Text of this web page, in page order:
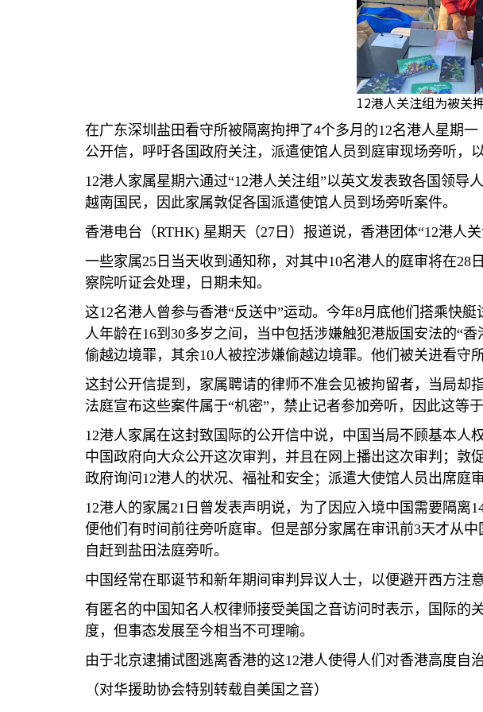
12港人关注组为被关
在广东深圳盐田看守所被隔离拘押了4个多月的12名港人星期一
公开信，呼吁各国政府关注，派遣使馆人员到庭审现场旁听，
12港人家属星期六通过“12港人关注组”以英文发表致各国领导
越南国民，因此家属敦促各国派遣使馆人员到场旁听案件。
香港电台（RTHK) 星期天（27 日）报道说，香港团体“12港人
一些家属25 日当天收到通知称，对其中10名港人的庭审将在28
察院听证会处理，日期未知。
这12名港人曾参与香港“反送中”运动。今年8月底他们搭乘快艇
人年龄在16到 30多岁之间，当中包括涉嫌触犯港版国安法的“
偷越边境罪，其余10人被控涉嫌偷越边境罪。他们被关进看守
这封公开信提到，家属聘请的律师不准会见被拘留者，当局却
法庭宣布这些案件属于“机密”，禁止记者参加旁听，因此这等
12港人家属在这封致国际的公开信中说，中国当局不顾基本人
中国政府向大众公开这次审判，并且在网上播出这次审判；敦
政府询问 12港人的状况、福祉和安全；派遣大使馆人员出席庭
12港人的家属21 日曾发表声明说，为了因应入境中国需要隔离
便他们有时间前往旁听庭审。但是部分家属在审讯前3天才从中
自赶到盐田法庭旁听。
中国经常在耶诞节和新年期间审判异议人士，以便避开西方注
有匿名的中国知名人权律师接受美国之音访问时表示，国际的
度，但事态发展至今相当不可理喻。
由于北京逮捕试图逃离香港的这12港人使得人们对香港高度自
（对华援助协会特别转载自美国之音）